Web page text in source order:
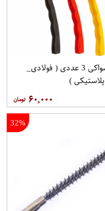
برس مسواکی 3 عددی ( فولادی_
)
۶۰,۰۰۰
32%